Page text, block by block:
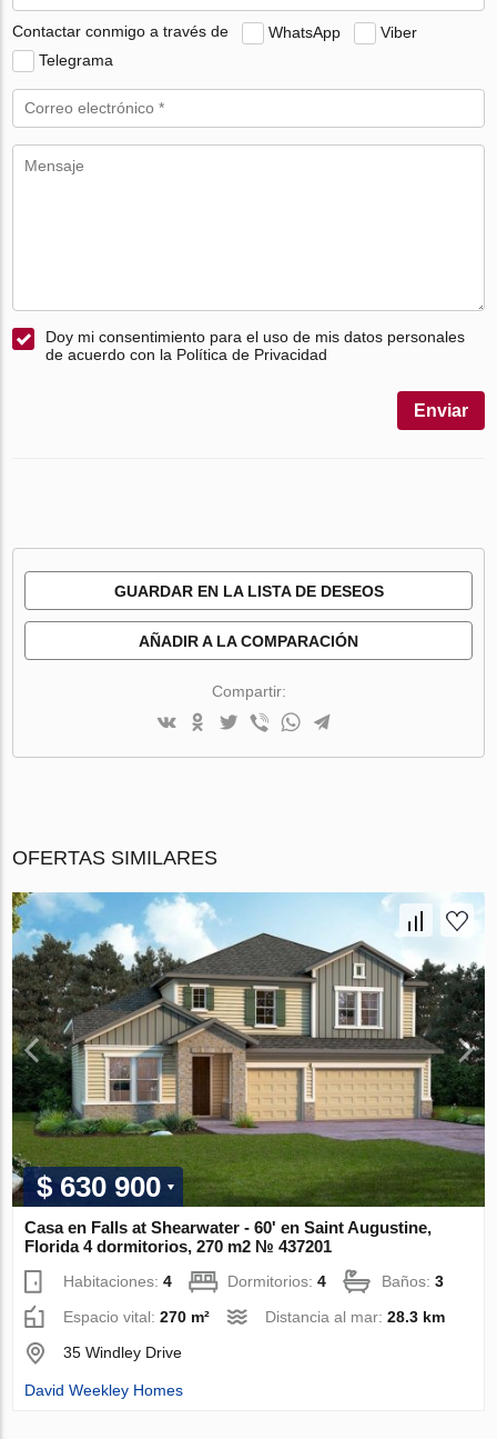
Contactar conmigo a través de WhatsApp
Viber
Telegrama
Doy mi consentimiento para el uso de mis datos personales
de acuerdo con la Política de Privacidad
Enviar
GUARDAR EN LA LISTA DE DESEOS
AÑADIR A LA COMPARACIÓN
Compartir:
OFERTAS SIMILARES
$ 630 900
Casa en Falls at Shearwater - 60' en Saint Augustine,
Florida 4 dormitorios, 270 m2 № 437201
Habitaciones:4 Dormitorios:4 Baños:3
Espacio vital:270 m² Distancia al mar:28.3 km
35 Windley Drive
David Weekley Homes